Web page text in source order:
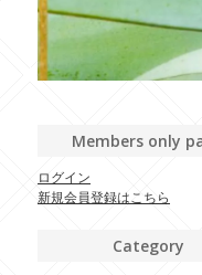
Members only
ログイン
新規会員登録はこちら
Category